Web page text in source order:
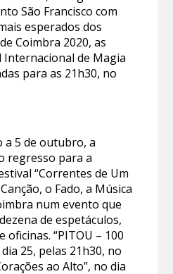
São Francisco com
esperados dos
Coimbra 2020, as
Internacional de Magia
para as 21h30, no
a 5 de outubro, a
regresso para a
“Correntes de Um
o Fado, a Música
num evento que
de espetáculos,
oficinas. “PITOU – 100
25, pelas 21h30, no
ao Alto”, no dia